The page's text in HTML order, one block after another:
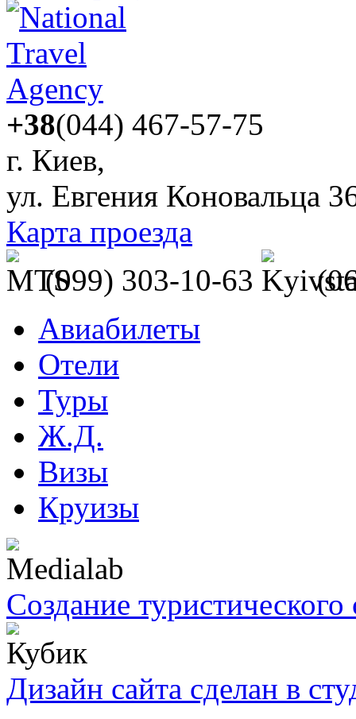
+38(044) 467-57-75
г. Киев,
ул. Евгения Коновальца
Карта проезда
(099) 303-10-63
Авиабилеты
Отели
Туры
Ж.Д.
Визы
Круизы
Создание туристического
Дизайн сайта сделан в